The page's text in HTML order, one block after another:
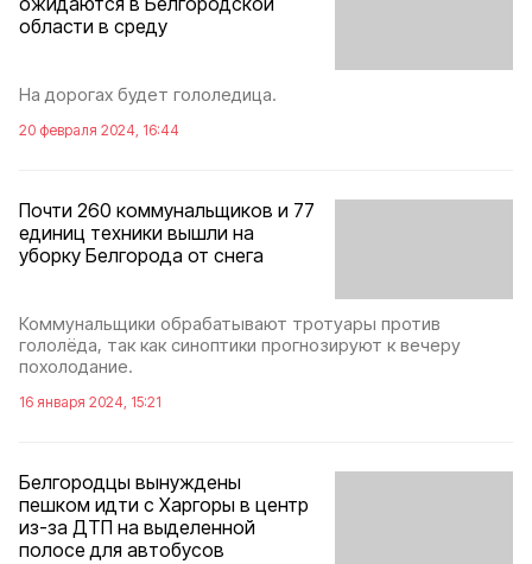
области в среду
На дорогах будет гололедица.
20 февраля 2024, 16:44
Почти 260 коммунальщиков и 77
единиц техники вышли на
уборку Белгорода от снега
Коммунальщики обрабатывают тротуары против
гололёда, так как синоптики прогнозируют к вечеру
похолодание.
16 января 2024, 15:21
Белгородцы вынуждены
пешком идти с Харгоры в центр
из-за ДТП на выделенной
полосе для автобусов